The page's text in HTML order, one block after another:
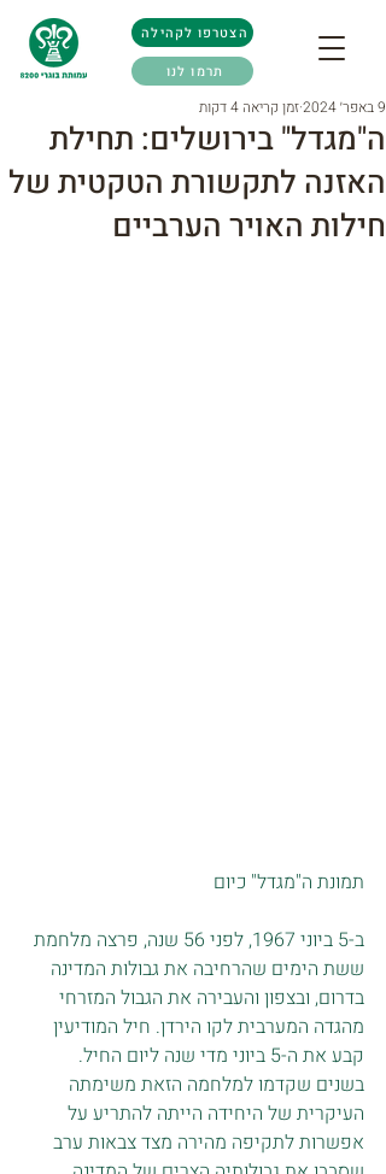
הצטרפו לקהילה
תרמו לנו
ה"מגדל" בירושלים: תחילת
האזנה לתקשורת הטקטית של
חילות האויר הערביים
9 באפר׳ 2024 זמן קריאה 4 דקות
תמונת ה"מגדל" כיום
ב-5 ביוני 1967, לפני 56 שנה, פרצה מלחמת
ששת הימים שהרחיבה את גבולות המדינה
בדרום, ובצפון והעבירה את הגבול המזרחי
מהגדה המערבית לקו הירדן. חיל המודיעין
קבע את ה-5 ביוני מדי שנה ליום החיל.
בשנים שקדמו למלחמה הזאת משימתה
העיקרית של היחידה הייתה להתריע על
אפשרות לתקיפה מהירה מצד צבאות ערב